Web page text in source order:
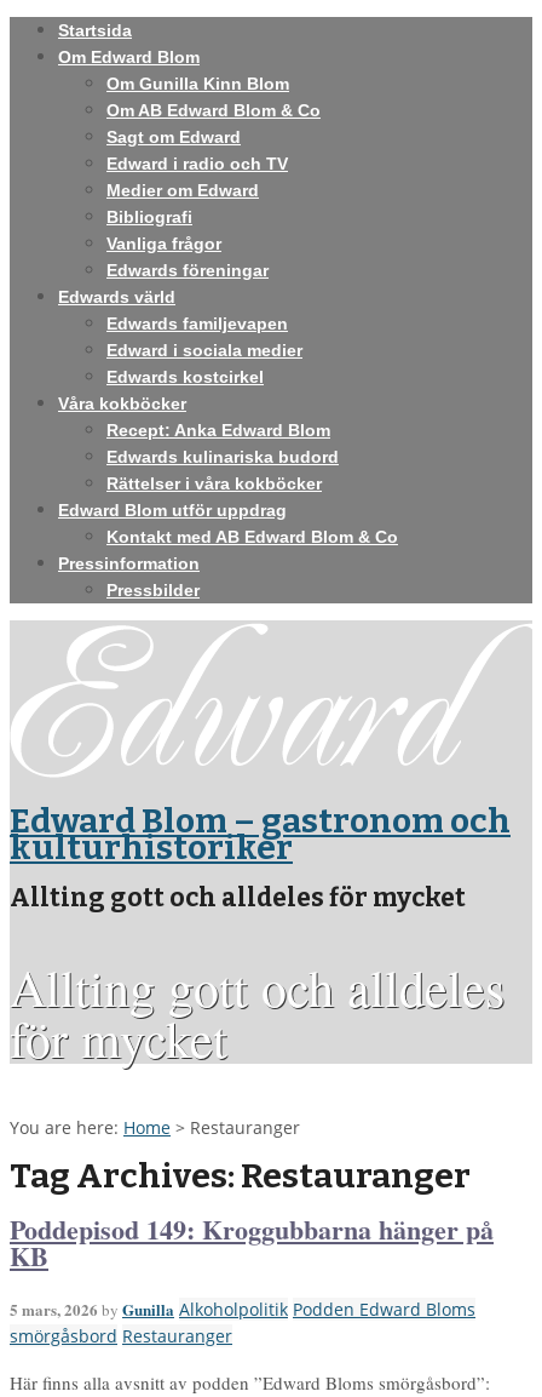
Startsida
Om Edward Blom
Om Gunilla Kinn Blom
Om AB Edward Blom & Co
Sagt om Edward
Edward i radio och TV
Medier om Edward
Bibliografi
Vanliga frågor
Edwards föreningar
Edwards värld
Edwards familjevapen
Edward i sociala medier
Edwards kostcirkel
Våra kokböcker
Recept: Anka Edward Blom
Edwards kulinariska budord
Rättelser i våra kokböcker
Edward Blom utför uppdrag
Kontakt med AB Edward Blom & Co
Pressinformation
Pressbilder
Edward Blom – gastronom och
kulturhistoriker
Allting gott och alldeles för mycket
Allting gott och alldeles
för mycket
You are here: Home > Restauranger
Tag Archives: Restauranger
Poddepisod 149: Kroggubbarna hänger på
KB
5 mars, 2026 by Gunilla Alkoholpolitik Podden Edward Bloms
smörgåsbord Restauranger
Här finns alla avsnitt av podden ”Edward Bloms smörgåsbord”: